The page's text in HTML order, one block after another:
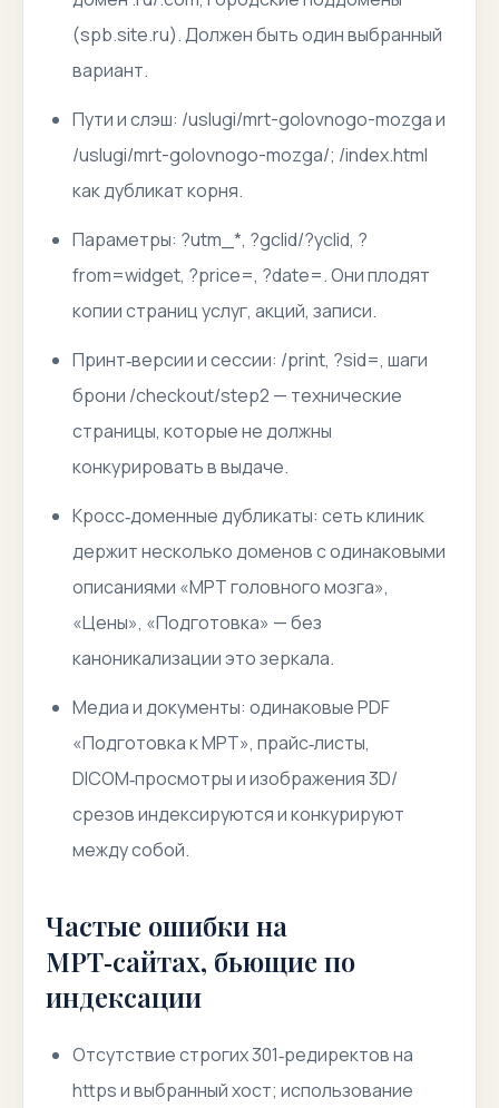
(spb.site.ru). Должен быть один выбранный
вариант.
Пути и слэш: /uslugi/mrt-golovnogo-mozga и
/uslugi/mrt-golovnogo-mozga/; /index.html
как дубликат корня.
Параметры: ?utm_*, ?gclid/?yclid, ?
from=widget, ?price=, ?date=. Они плодят
копии страниц услуг, акций, записи.
Принт‑версии и сессии: /print, ?sid=, шаги
брони /checkout/step2 — технические
страницы, которые не должны
конкурировать в выдаче.
Кросс‑доменные дубликаты: сеть клиник
держит несколько доменов с одинаковыми
описаниями «МРТ головного мозга»,
«Цены», «Подготовка» — без
каноникализации это зеркала.
Медиа и документы: одинаковые PDF
«Подготовка к МРТ», прайс‑листы,
DICOM‑просмотры и изображения 3D/
срезов индексируются и конкурируют
между собой.
Частые ошибки на
МРТ‑сайтах, бьющие по
индексации
Отсутствие строгих 301‑редиректов на
https и выбранный хост; использование